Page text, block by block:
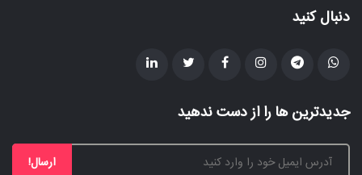
دنبال کنید
جدیدترین ها را از دست ندهید
ارسال!